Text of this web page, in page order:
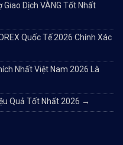
Dịch VÀNG Tốt Nhất
Quốc Tế 2026 Chính Xác
Nhất Việt Nam 2026 Là
Quả Tốt Nhất 2026 →